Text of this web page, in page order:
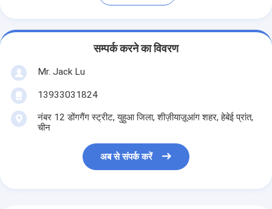
सम्पर्क करने का विवरण
Mr. Jack Lu
13933031824
नंबर 12 डोंगगैंग स्ट्रीट, युहुआ जिला, शीज़ीयाज़ूआंग शहर, हेबेई प्रांत,
चीन
अब से संपर्क करें